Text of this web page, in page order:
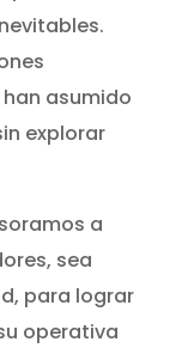
asumido
explorar
a
sea
para lograr
operativa